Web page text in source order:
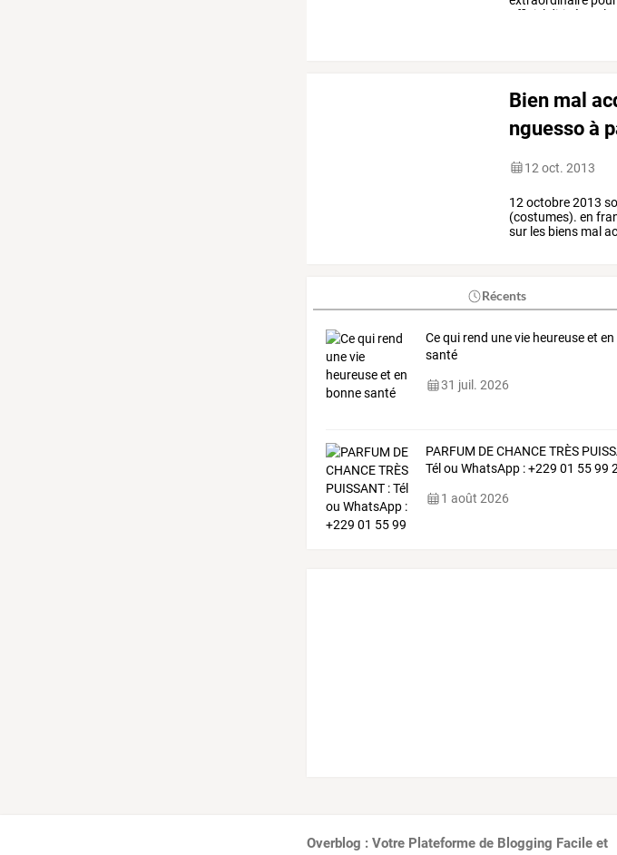
officiel dirigé le
Bien mal
nguesso à
12 oct. 2013
12 octobre2013
(costumes). en
sur les biens mal
Récents
Ce qui rend une vie heureuse et
santé
31 juil. 2026
PARFUM DE CHANCE TRÈS
Tél ou WhatsApp : +229 01 55 99
1 août 2026
Overblog : Votre Plateforme de Blogging Facile et